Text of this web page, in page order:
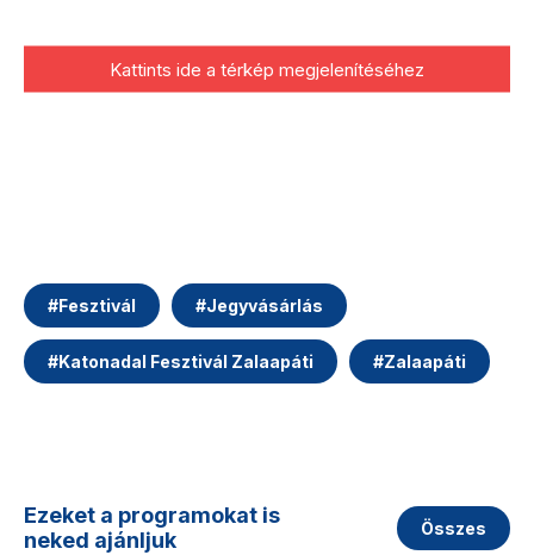
Kattints ide a térkép megjelenítéséhez
#Fesztivál #Jegyvásárlás
#Katonadal Fesztivál Zalaapáti #Zalaapáti
Ezeket a programokat is
neked ajánljuk
Összes